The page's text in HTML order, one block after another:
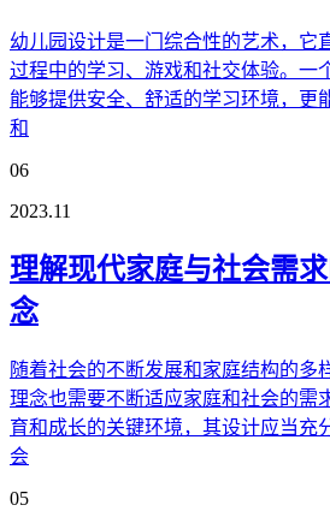
幼儿园设计是一门综合性的艺术，它
过程中的学习、游戏和社交体验。一
能够提供安全、舒适的学习环境，更
和
06
2023.11
理解现代家庭与社会需
念
随着社会的不断发展和家庭结构的多
理念也需要不断适应家庭和社会的需
育和成长的关键环境，其设计应当充
会
05